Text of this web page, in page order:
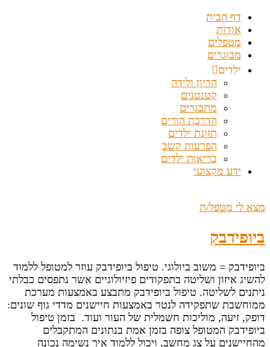
דף הבית
אודות
מטפלים
מבוגרים
ילדים
הריון ולידה
קטנטנים
מתבגרים
הדרכת הורים
תזונת ילדים
הפרעות קשב
בריאות ילדים
ידע מקצועי
מצא לי מטפל/ת
ביופידבק
ביופידבק = משוב ביולוגי. טיפול ביופידבק עוזר למטופל ללמוד
להשיג איזון ושליטה בתפקודים פיזיולוגיים אשר נתפסים כבלתי
ניתנים לשליטה. טיפול ביופידבק מתבצע באמצעות מערכת
ממוחשבת שתפקידה לנטר באמצעות חיישנים מדדי גוף שונים:
דופק, זיעה, מוליכות חשמלית של העור ועוד. בזמן טיפול
ביופידבק המטופל צופה בזמן אמת בנתונים המתקבלים
מהחיישנים על צג מחשב, ויכול ללמוד איך נשימה נכונה